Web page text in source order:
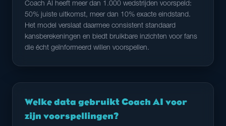
Coach AI heeft meer dan 1.000 wedstrijden voorspeld:
50% juiste uitkomst, meer dan 10% exacte eindstand.
Het model verslaat daarmee consistent standaard
kansberekeningen en biedt bruikbare inzichten voor fans
die écht geïnformeerd willen voorspellen.
Welke data gebruikt Coach AI voor
zijn voorspellingen?